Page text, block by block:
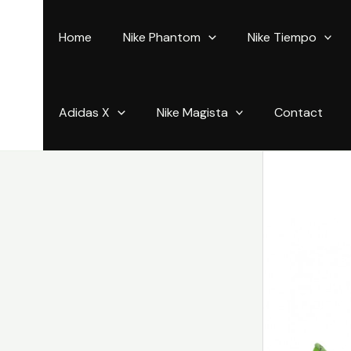
Home Nike Phantom Nike Tiempo
Adidas X Nike Magista Contact